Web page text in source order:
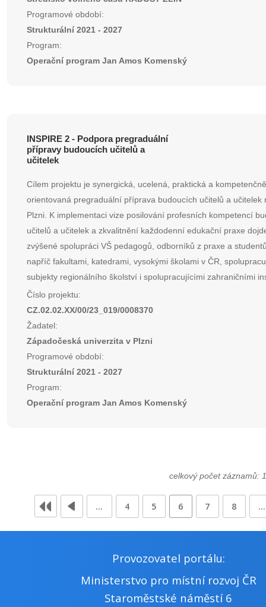
Programové období:
Strukturální 2021 - 2027
Program:
Operační program Jan Amos Komenský
INSPIRE 2 - Podpora pregraduální
přípravy budoucích učitelů a
učitelek
Cílem projektu je synergická, ucelená, praktická a kompetenčně
orientovaná pregraduální příprava budoucích učitelů a učitelek
Plzni. K implementaci vize posilování profesních kompetencí
učitelů a učitelek a zkvalitnění každodenní edukační praxe
zvýšené spolupráci VŠ pedagogů, odborníků z praxe a
napříč fakultami, katedrami, vysokými školami v ČR,
subjekty regionálního školství i spolupracujícími zahraničními
Číslo projektu:
CZ.02.02.XX/00/23_019/0008370
Žadatel:
Západočeská univerzita v Plzni
Programové období:
Strukturální 2021 - 2027
Program:
Operační program Jan Amos Komenský
celkový počet záznamů:
… 4 5 6 7 8 …
Provozovatel portálu:
Ministerstvo pro místní rozvoj ČR
Staroměstské náměstí 6